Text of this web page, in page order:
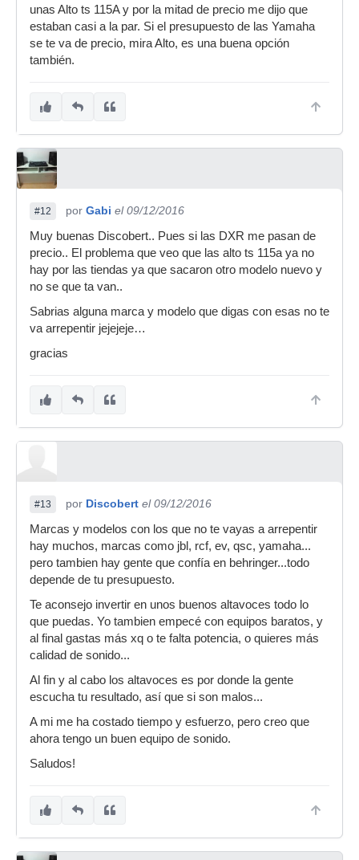
unas Alto ts 115A y por la mitad de precio me dijo que
estaban casi a la par. Si el presupuesto de las Yamaha
se te va de precio, mira Alto, es una buena opción
también.
#12 por Gabi el 09/12/2016
Muy buenas Discobert.. Pues si las DXR me pasan de
precio.. El problema que veo que las alto ts 115a ya no
hay por las tiendas ya que sacaron otro modelo nuevo y
no se que ta van..
Sabrias alguna marca y modelo que digas con esas no te
va arrepentir jejejeje…
gracias
#13 por Discobert el 09/12/2016
Marcas y modelos con los que no te vayas a arrepentir
hay muchos, marcas como jbl, rcf, ev, qsc, yamaha...
pero tambien hay gente que confía en behringer...todo
depende de tu presupuesto.
Te aconsejo invertir en unos buenos altavoces todo lo
que puedas. Yo tambien empecé con equipos baratos, y
al final gastas más xq o te falta potencia, o quieres más
calidad de sonido...
Al fin y al cabo los altavoces es por donde la gente
escucha tu resultado, así que si son malos...
A mi me ha costado tiempo y esfuerzo, pero creo que
ahora tengo un buen equipo de sonido.
Saludos!